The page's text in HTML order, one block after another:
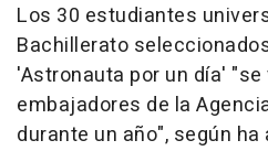
Los 30 estudiantes
Bachillerato
'Astronauta por un día'
embajadores de la
durante un año", según